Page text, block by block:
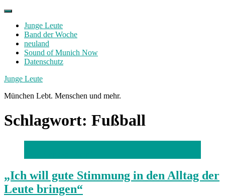
Skip
contentJunge Leute
Band der Woche
neuland
Sound of Munich Now
Datenschutz
Facebook
Twitter
Instagram
Junge Leute
München Lebt. Menschen und mehr.
Schlagwort: Fußball
„Ich will gute Stimmung in den Alltag der
Leute bringen“